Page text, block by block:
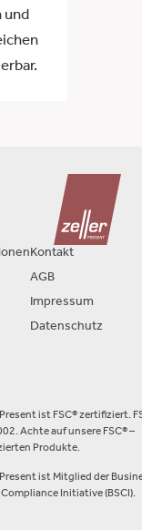
und
ist FSC® zertifiziert.
Achte auf unsere FSC® –
Produkte.
ist Mitglied der
Initiative (BSCI).
Kontakt
AGB
Impressum
Datenschutz